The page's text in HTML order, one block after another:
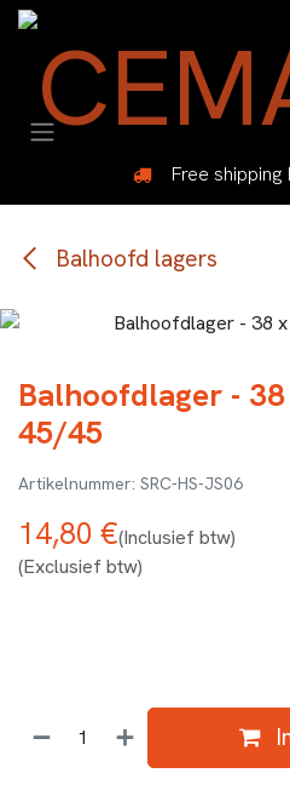
Overslaan naar inhoud
Free shipping
Balhoofd lagers
Balhoofdlager -
45/45
SRC-HS-JS06
14,80 €(Inclusief btw)
(Exclusief btw)